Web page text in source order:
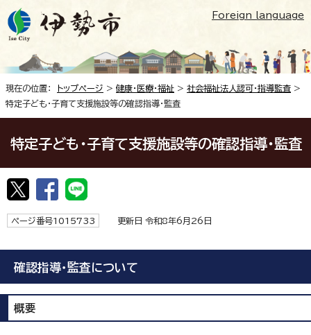
Foreign language
現在の位置： トップページ > 健康・医療・福祉 > 社会福祉法人認可・指導監査 >
特定子ども・子育て支援施設等の確認指導・監査
特定子ども・子育て支援施設等の確認指導・監査
ページ番号1015733 更新日 令和8年6月26日
確認指導・監査について
概要